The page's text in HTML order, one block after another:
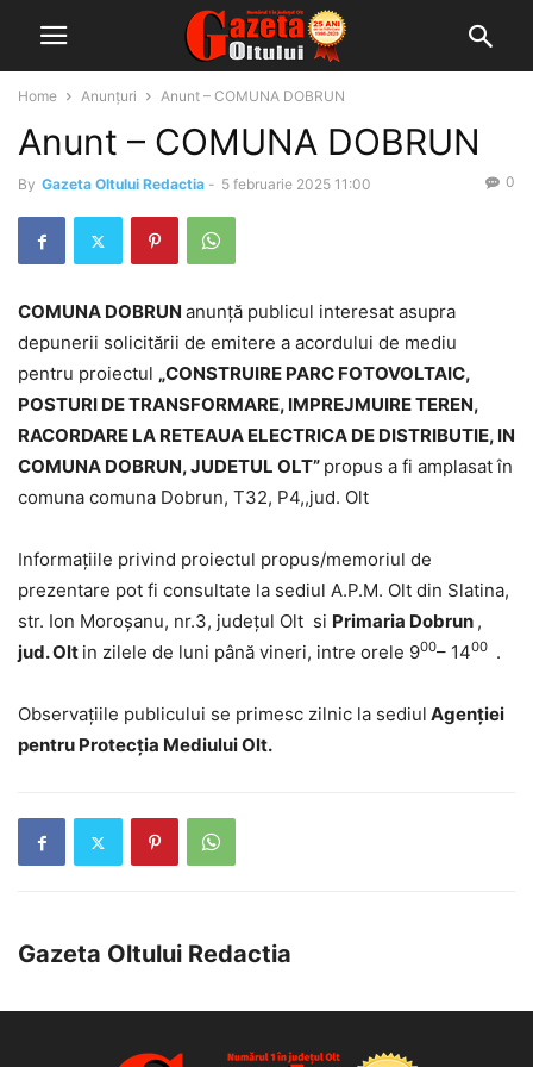
Home Anunțuri Anunt – COMUNA DOBRUN
Anunt – COMUNA DOBRUN
By Gazeta Oltului Redactia - 5 februarie 2025 11:00 0
COMUNA DOBRUN anunţă publicul interesat asupra
depunerii solicitării de emitere a acordului de mediu
pentru proiectul „CONSTRUIRE PARC FOTOVOLTAIC,
POSTURI DE TRANSFORMARE, IMPREJMUIRE TEREN,
RACORDARE LA RETEAUA ELECTRICA DE DISTRIBUTIE, IN
COMUNA DOBRUN, JUDETUL OLT” propus a fi amplasat în
comuna comuna Dobrun, T32, P4,,jud. Olt
Informaţiile privind proiectul propus/memoriul de
prezentare pot fi consultate la sediul A.P.M. Olt din Slatina,
str. Ion Moroşanu, nr.3, județul Olt si Primaria Dobrun ,
jud. Olt in zilele de luni până vineri, intre orele 900– 1400 .
Observaţiile publicului se primesc zilnic la sediul Agenţiei
pentru Protecţia Mediului Olt.
Gazeta Oltului Redactia